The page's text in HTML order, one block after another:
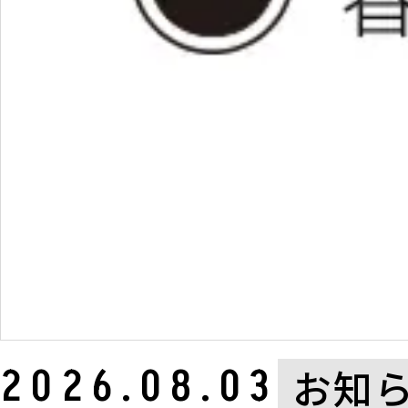
2026.08.03 お知